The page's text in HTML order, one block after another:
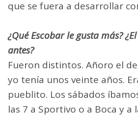
que se fuera a desarrollar
¿Qué Escobar le gusta más?
antes?
Fueron distintos. Añoro el de
yo tenía unos veinte años.
pueblito. Los sábados
las 7 a Sportivo o a Boca y a